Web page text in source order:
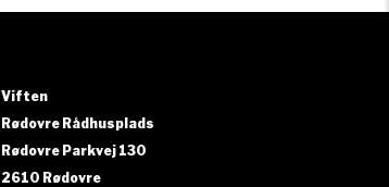
Viften
Rødovre Rådhusplads
Rødovre Parkvej 130
2610 Rødovre